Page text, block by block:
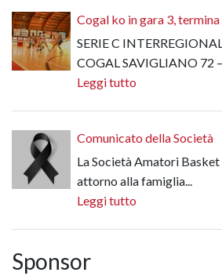
Cogal ko in gara 3,
SERIE C
COGAL SAVIGLIANO 72
Leggi tutto
Comunicato della Società
La Società Amatori
attorno alla famiglia...
Leggi tutto
Sponsor